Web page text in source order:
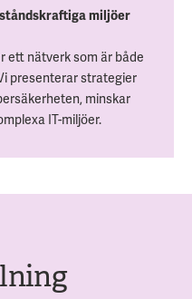
miljöer
ett nätverk som är både
presenterar strategier
minskar
IT-miljöer.